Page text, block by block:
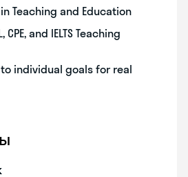
Teaching and Education
CPE, and IELTS Teaching
individual goals for real